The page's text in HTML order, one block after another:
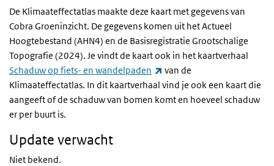
De Klimaateffectatlas maakte deze kaart met gegevens van
Cobra Groeninzicht. De gegevens komen uit het Actueel
Hoogtebestand (AHN4) en de Basisregistratie Grootschalige
Topografie (2024). Je vindt de kaart ook in het kaartverhaal
Schaduw op fiets- en wandelpaden
(externe link)
van de
Klimaateffectatlas. In dit kaartverhaal vind je ook een kaart die
aangeeft of de schaduw van bomen komt en hoeveel schaduw
er per buurt is.
Update verwacht
Niet bekend.